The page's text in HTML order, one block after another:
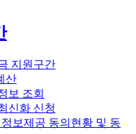
지원구간
산
보 조회
신화 신청
보제공 동의현황 및 동